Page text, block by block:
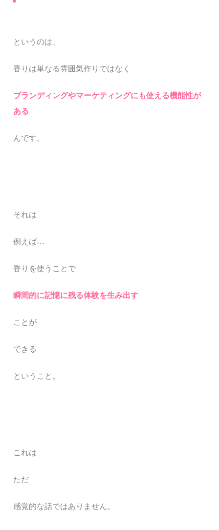
というのは、
香りは単なる雰囲気作りではなく
ブランディングやマーケティングにも使える機能性が
ある
んです。
それは
例えば…
香りを使うことで
瞬間的に記憶に残る体験を生み出す
ことが
できる
ということ。
これは
ただ
感覚的な話ではありません。